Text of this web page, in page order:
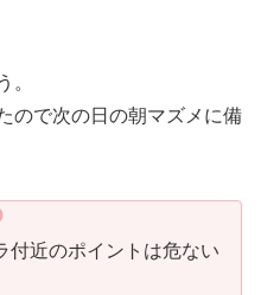
。
ので次の日の朝マズメに備
付近のポイントは危ない